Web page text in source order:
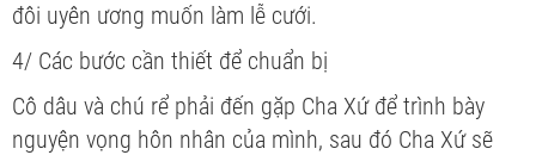
đôi uyên ương muốn làm lễ cưới.
4/ Các bước cần thiết để chuẩn bị
Cô dâu và chú rể phải đến gặp Cha Xứ để trình bày
nguyện vọng hôn nhân của mình, sau đó Cha Xứ sẽ